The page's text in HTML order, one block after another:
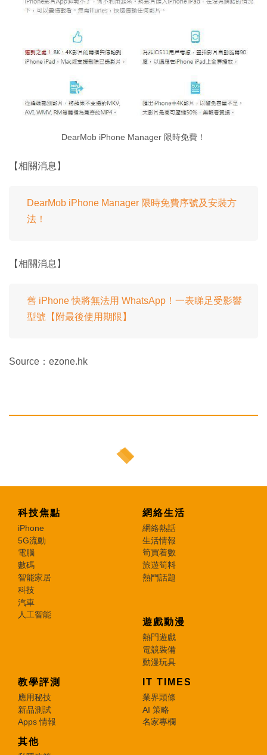
DearMob iPhone Manager 限時免費！
【相關消息】
DearMob iPhone Manager 限時免費序號及安裝方
法！
【相關消息】
舊 iPhone 快將無法用 WhatsApp！一表睇足受影響
型號【附最後使用期限】
Source：ezone.hk
科技焦點
iPhone
5G流動
電腦
數碼
智能家居
科技
汽車
人工智能
網絡生活
網絡熱話
生活情報
筍買着數
旅遊筍料
熱門話題
遊戲動漫
熱門遊戲
電競裝備
動漫玩具
教學評測
應用秘技
新品測試
Apps 情報
IT TIMES
業界頭條
AI 策略
名家專欄
其他